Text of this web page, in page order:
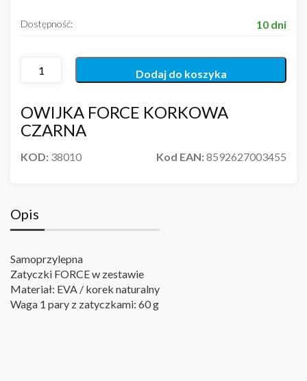
OWIJKA FORCE KORKOWA
CZARNA
KOD: 38010 Kod EAN:8592627003455
Dostępność: 10 dni
Dodaj do koszyka
Opis
Samoprzylepna
Zatyczki FORCE w zestawie
Materiał: EVA / korek naturalny
Waga 1 pary z zatyczkami: 60 g